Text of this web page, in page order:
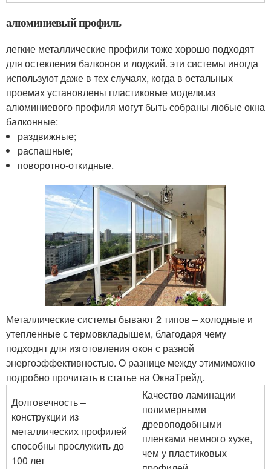
алюминиевый профиль
легкие металлические профили тоже хорошо подходят
для остекления балконов и лоджий. эти системы иногда
используют даже в тех случаях, когда в остальных
проемах установлены пластиковые модели.из
алюминиевого профиля могут быть собраны любые окна
балконные:
раздвижные;
распашные;
поворотно-откидные.
Металлические системы бывают 2 типов – холодные и
утепленные с термовкладышем, благодаря чему
подходят для изготовления окон с разной
энергоэффективностью. О разнице между этимиможно
подробно прочитать в статье на ОкнаТрейд.
Долговечность –
конструкции из
металлических профилей
способны прослужить до
100 лет
Качество ламинации
полимерными
древоподобными
пленками немного хуже,
чем у пластиковых